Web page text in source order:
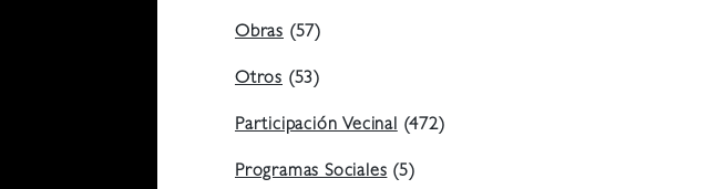
Obras (57)
Otros (53)
Participación Vecinal(472)
Programas Sociales(5)